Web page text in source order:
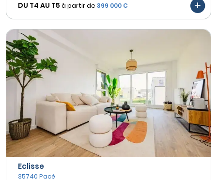
DU T4 AU T5 à partir de 399 000 €
Eclisse
35740 Pacé